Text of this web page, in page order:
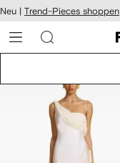
zum
Neu | Trend-Pieces shoppen